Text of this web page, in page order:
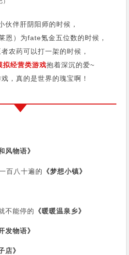
伙伴肝阴阳师的时候，
恩）为fate氪金五位数的时候，
农药可以打一架的时候，
拟经营类游戏抱着深沉的爱~
，真的是世界的瑰宝啊！
风物语》
百八十遍的 《梦想小镇》
不能停的 《暖暖温泉乡》
发物语》
店》